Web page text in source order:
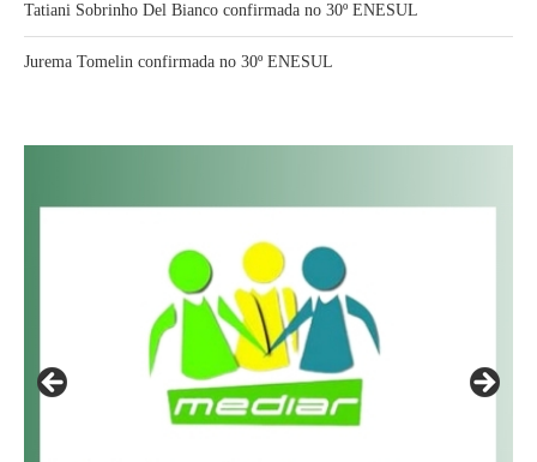
Tatiani Sobrinho Del Bianco confirmada no 30º ENESUL
Jurema Tomelin confirmada no 30º ENESUL